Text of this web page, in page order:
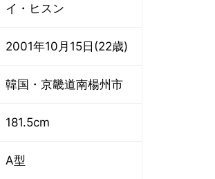
イ・ヒスン
2001年10月15日(22歳)
韓国・京畿道南楊州市
181.5cm
A型